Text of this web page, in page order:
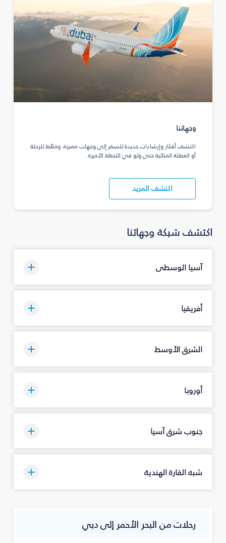
وجهاتنا
اكتشف أفكار وإرشادات جديدة للسفر إلى وجهات مميزة، وخطّط للرحلة
أو العطلة المثالية حتى ولو في اللحظة الأخيرة.
اكتشف المزيد
اكتشف شبكة وجهاتنا
آسيا الوسطى
أفريقيا
الشرق الأوسط
أوروبا
جنوب شرق آسيا
شبه القارة الهندية
رحلات من البحر الأحمر إلى دبي